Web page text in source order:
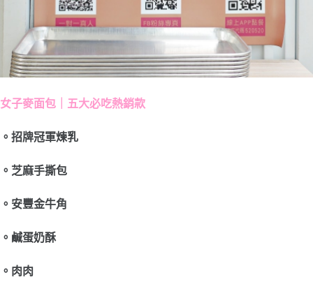
女子麥面包｜五大必吃熱銷款
。招牌冠軍煉乳
。芝麻手撕包
。安豐金牛角
。鹹蛋奶酥
。肉肉